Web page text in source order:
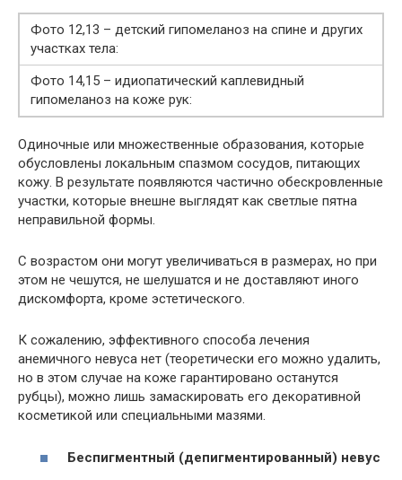
Фото 12,13 – детский гипомеланоз на спине и других
участках тела:
Фото 14,15 – идиопатический каплевидный
гипомеланоз на коже рук:
Одиночные или множественные образования, которые
обусловлены локальным спазмом сосудов, питающих
кожу. В результате появляются частично обескровленные
участки, которые внешне выглядят как светлые пятна
неправильной формы.
С возрастом они могут увеличиваться в размерах, но при
этом не чешутся, не шелушатся и не доставляют иного
дискомфорта, кроме эстетического.
К сожалению, эффективного способа лечения
анемичного невуса нет (теоретически его можно удалить,
но в этом случае на коже гарантировано останутся
рубцы), можно лишь замаскировать его декоративной
косметикой или специальными мазями.
Беспигментный (депигментированный) невус